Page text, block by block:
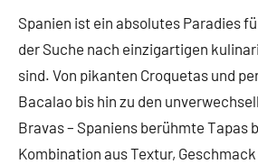
Spanien ist ein absolutes Paradies
der Suche nach einzigartigen
sind. Von pikanten Croquetas und
Bacalao bis hin zu den
Bravas – Spaniens berühmte Tapas
Kombination aus Textur,